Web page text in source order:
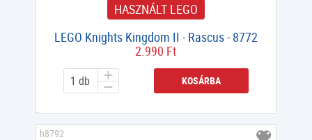
HASZNÁLT LEGO
LEGO Knights Kingdom II - Rascus - 8772
2.990 Ft
KOSÁRBA
h8792